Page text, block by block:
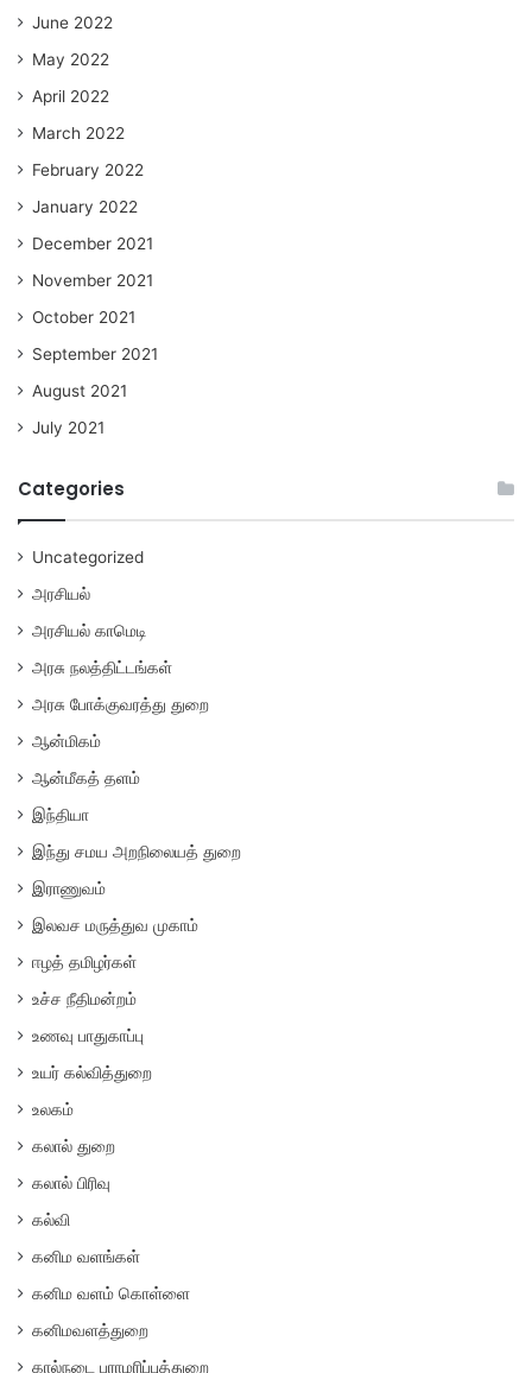
June 2022
May 2022
April 2022
March 2022
February 2022
January 2022
December 2021
November 2021
October 2021
September 2021
August 2021
July 2021
Categories
Uncategorized
அரசியல்
அரசியல் காமெடி
அரசு நலத்திட்டங்கள்
அரசு போக்குவரத்து துறை
ஆன்மிகம்
ஆன்மீகத் தளம்
இந்தியா
இந்து சமய அறநிலையத் துறை
இராணுவம்
இலவச மருத்துவ முகாம்
ஈழத் தமிழர்கள்
உச்ச நீதிமன்றம்
உணவு பாதுகாப்பு
உயர் கல்வித்துறை
உலகம்
கலால் துறை
கலால் பிரிவு
கல்வி
கனிம வளங்கள்
கனிம வளம் கொள்ளை
கனிமவளத்துறை
கால்நடை பராமரிப்புத்துறை